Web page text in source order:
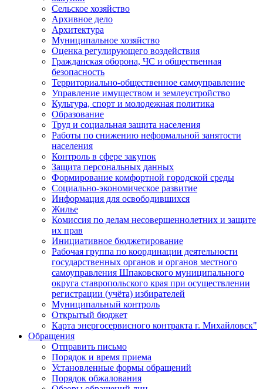
Сельское хозяйство
Архивное дело
Архитектура
Муниципальное хозяйство
Оценка регулирующего воздействия
Гражданская оборона, ЧС и общественная
безопасность
Территориально-общественное самоуправление
Управление имуществом и землеустройство
Культура, спорт и молодежная политика
Образование
Труд и социальная защита населения
Работы по снижению неформальной занятости
населения
Контроль в сфере закупок
Защита персональных данных
Формирование комфортной городской среды
Социально-экономическое развитие
Информация для освободившихся
Жилье
Комиссия по делам несовершеннолетних и защите
их прав
Инициативное бюджетирование
Рабочая группа по координации деятельности
государственных органов и органов местного
самоуправления Шпаковского муниципального
округа ставропольского края при осуществлении
регистрации (учёта) избирателей
Муниципальный контроль
Открытый бюджет
Карта энергосервисного контракта г. Михайловск"
Обращения
Отправить письмо
Порядок и время приема
Установленные формы обращений
Порядок обжалования